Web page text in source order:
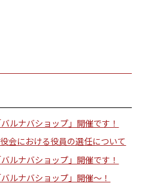
ルナバショップ」開催です！
会における役員の選任について
ルナバショップ」開催です！
ルナバショップ」開催～！